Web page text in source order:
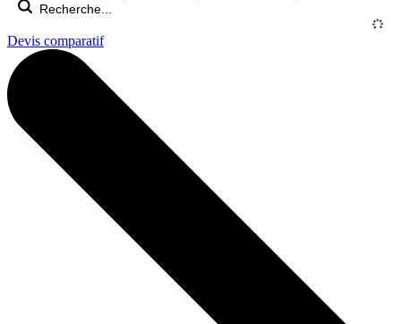
Devis comparatif